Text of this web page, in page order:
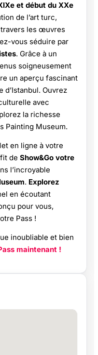
et début du XXe
de l’art turc,
les œuvres
vous séduire par
. Grâce à un
soigneusement
un aperçu fascinant
Ouvrez
avec
la richesse
Painting Museum.
en ligne à votre
de Show&Go votre
l’incroyable
. Explorez
en écoutant
pour vous,
Pass !
inoubliable et bien
maintenant !